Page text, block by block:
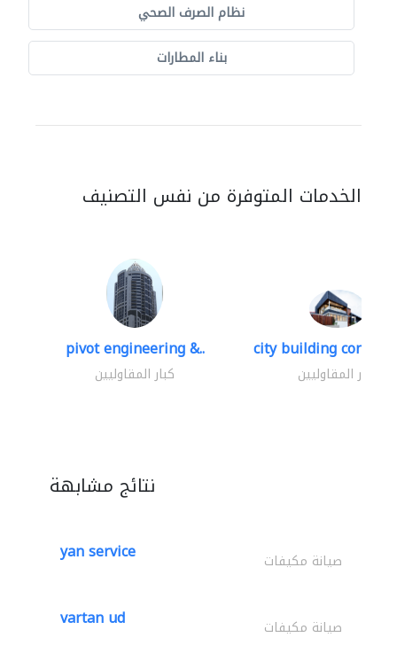
نظام الصرف الصحي
بناء المطارات
الخدمات المتوفرة من نفس التصنيف
pivot engineering &..
كبار المقاوليين
city building
كبار المقاوليين
نتائج مشابهة
yan service صيانة مكيفات
vartan ud صيانة مكيفات